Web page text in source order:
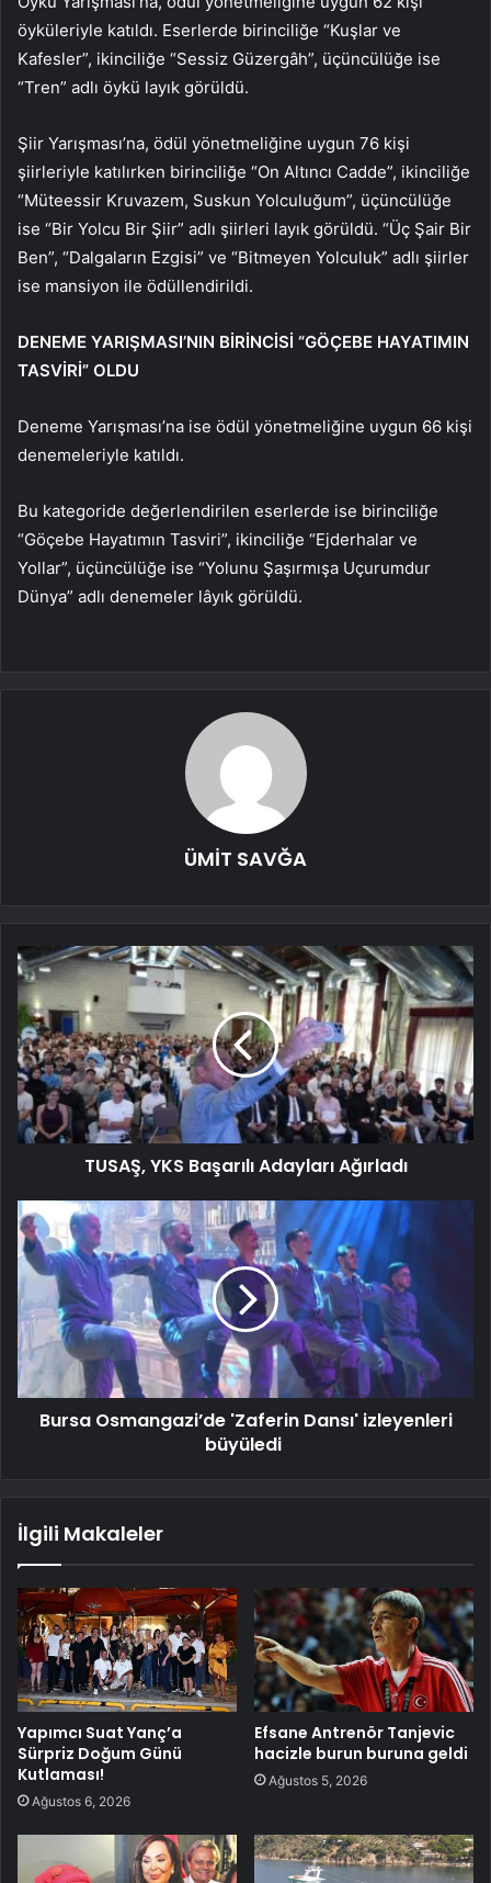
öyküleriyle katıldı. Eserlerde birinciliğe “Kuşlar ve
Kafesler”, ikinciliğe “Sessiz Güzergâh”, üçüncülüğe ise
“Tren” adlı öykü layık görüldü.
Şiir Yarışması’na, ödül yönetmeliğine uygun 76 kişi
şiirleriyle katılırken birinciliğe “On Altıncı Cadde”, ikinciliğe
“Müteessir Kruvazem, Suskun Yolculuğum”, üçüncülüğe
ise “Bir Yolcu Bir Şiir” adlı şiirleri layık görüldü. “Üç Şair Bir
Ben”, “Dalgaların Ezgisi” ve “Bitmeyen Yolculuk” adlı şiirler
ise mansiyon ile ödüllendirildi.
DENEME YARIŞMASI’NIN BİRİNCİSİ “GÖÇEBE HAYATIMIN
TASVİRİ” OLDU
Deneme Yarışması’na ise ödül yönetmeliğine uygun 66 kişi
denemeleriyle katıldı.
Bu kategoride değerlendirilen eserlerde ise birinciliğe
“Göçebe Hayatımın Tasviri”, ikinciliğe “Ejderhalar ve
Yollar”, üçüncülüğe ise “Yolunu Şaşırmışa Uçurumdur
Dünya” adlı denemeler lâyık görüldü.
ÜMİT SAVĞA
TUSAŞ, YKS Başarılı Adayları Ağırladı
Bursa Osmangazi’de 'Zaferin Dansı' izleyenleri
büyüledi
İlgili Makaleler
Yapımcı Suat Yanç’a
Sürpriz Doğum Günü
Kutlaması!
Ağustos 6, 2026
Efsane Antrenör Tanjevic
hacizle burun buruna geldi
Ağustos 5, 2026